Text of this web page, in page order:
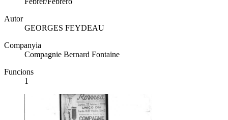
Autor
GEORGES FEYDEAU
Companyia
Compagnie Bernard Fontaine
Funcions
1